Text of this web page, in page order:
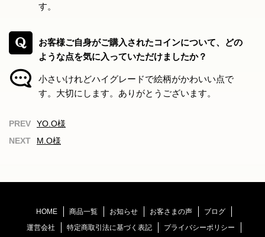
す。
お客様ご自身がご購入されたコインについて、どの
ような点を気に入っていただけましたか？
小さいけれどハイグレードで絵柄がかわいい点で
す。大切にします。ありがとうございます。
YO.O様
M.O様
HOME 商品一覧 お知らせ お客さまの声
ブログ
運営会社
特定商取引法に基づく表記 プライバシーポリシー